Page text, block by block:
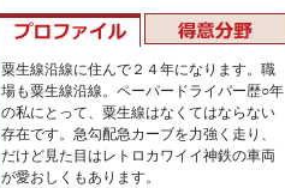
粟生線沿線に住んで２４年になります。職
場も粟生線沿線。ペーパードライバー歴○年
の私にとって、粟生線はなくてはならない
存在です。急勾配急カーブを力強く走り、
だけど見た目はレトロカワイイ神鉄の車両
が愛おしくもあります。